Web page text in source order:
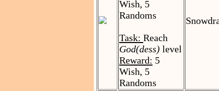
Wish, 5
Randoms
Task: Reach
God(dess) level
Reward: 5
Wish, 5
Randoms